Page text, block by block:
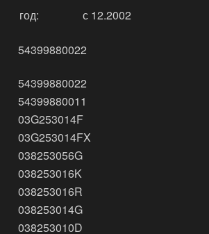
год: с 12.2002
54399880022
54399880022
54399880011
03G253014F
03G253014FX
038253056G
038253016K
038253016R
038253014G
038253010D